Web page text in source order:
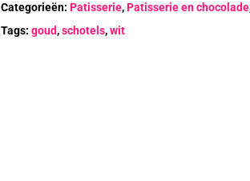
Categorieën: Patisserie,Patisserie en chocolade
Tags: goud,schotels,wit